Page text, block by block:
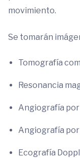
movimiento.
Se tomarán
Tomografía
Resonancia
Angiografía por
Angiografía por
Ecografía